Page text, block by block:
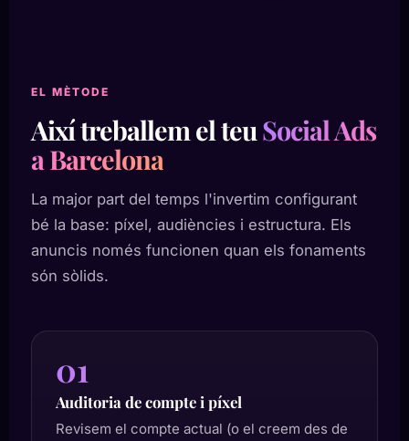
EL MÈTODE
Així treballem el teuSocial Ads
a Barcelona
La major part del temps l'invertim configurant
bé la base: píxel, audiències i estructura. Els
anuncis només funcionen quan els fonaments
són sòlids.
01
Auditoria de compte i píxel
Revisem el compte actual (o el creem des de